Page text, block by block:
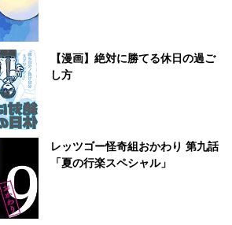
【漫画】絶対に勝てる休日の過ご
し方
レッツゴー怪奇組おかわり 第九話
「夏の行楽スペシャル」